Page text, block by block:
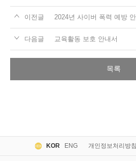
이전글 2024년 사이버 폭력 예방
다음글 교육활동 보호 안내서
목록
KOR ENG 개인정보처리방침